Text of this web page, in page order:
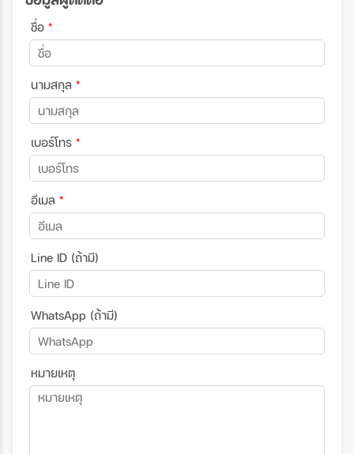
ชื่อ *
นามสกุล *
เบอร์โทร *
อีเมล *
Line ID (ถ้ามี)
WhatsApp (ถ้ามี)
หมายเหตุ